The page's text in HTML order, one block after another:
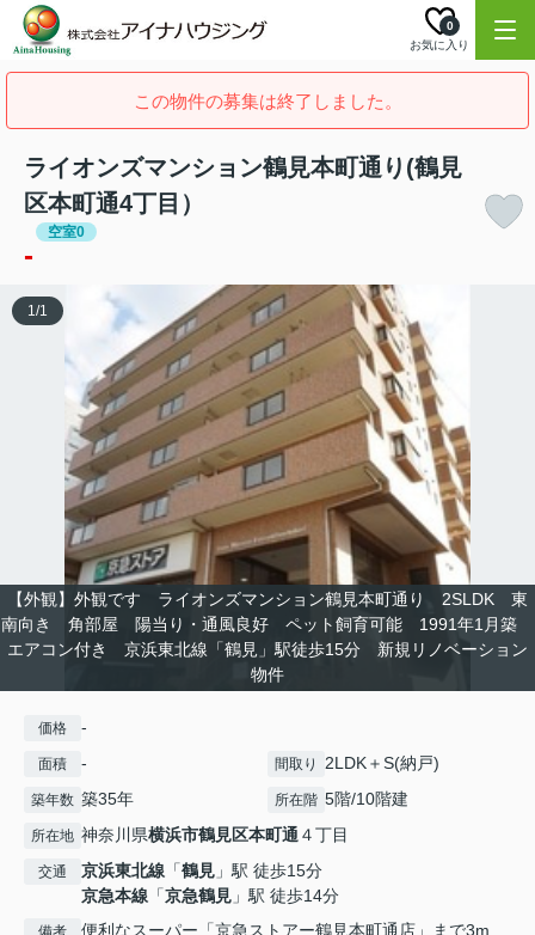
お気に入り
0
この物件の募集は終了しました。
ライオンズマンション鶴見本町通り(鶴見
区本町通4丁目）
空室0
-
【外観】外観です ライオンズマンション鶴見本町通り 2SLDK 東
南向き 角部屋 陽当り・通風良好 ペット飼育可能 1991年1月築
エアコン付き 京浜東北線「鶴見」駅徒歩15分 新規リノベーション
物件
1/1
価格 -
面積 - 間取り 2LDK＋S(納戸)
築年数 築35年 所在階 5階/10階建
所在地 神奈川県横浜市鶴見区本町通４丁目
交通 京浜東北線 「鶴見 」駅 徒歩15分
京急本線 「京急鶴見 」駅 徒歩14分
便利なスーパー「京急ストアー鶴見本町通店」まで3m